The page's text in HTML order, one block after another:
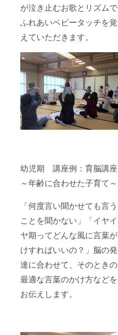
が泣き止むお歌とリズムで
ふれあいベビータッチを覚
えていただきます。
幼児期 講座例：育脳講座
～年齢に合わせた子育て～
「何度言い聞かせても言う
ことを聞かない」「イヤイ
ヤ期ってどんな風に言葉が
けすればいいの？」脳の発
達に合わせて、そのときの
最適な言葉のかけ方などを
お伝えします。